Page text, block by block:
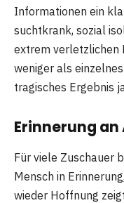
Informationen ein
suchtkrank, sozial
extrem verletzlichen
weniger als
tragisches Ergebnis
Erinnerung an
Für viele Zuschauer
Mensch in
wieder Hoffnung